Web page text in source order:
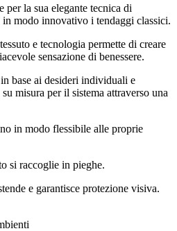
per la sua elegante tecnica di
modo innovativo i tendaggi classici.
e tecnologia permette di creare
sensazione di benessere.
base ai desideri individuali e
misura per il sistema attraverso una
in modo flessibile alle proprie
si raccoglie in pieghe.
e garantisce protezione visiva.